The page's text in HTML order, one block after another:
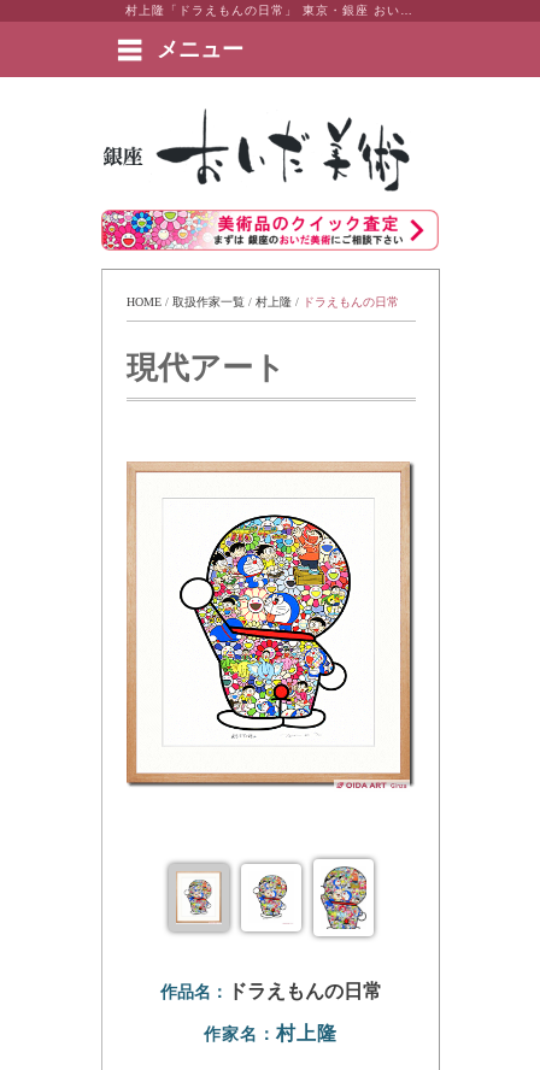
メニュー
絵画など美術品の販売と買取 | 東京・銀座 おいだ美術
HOME / 取扱作家一覧 / 村上隆 / ドラえもんの日常
現代アート
作品名： ドラえもんの日常
作家名：村上隆